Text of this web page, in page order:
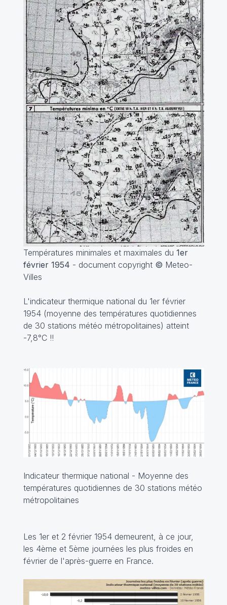
Températures minimales et maximales du 1er
février 1954 - document copyright © Meteo-
Villes
L'indicateur thermique national du 1er février
1954 (moyenne des températures quotidiennes
de 30 stations météo métropolitaines) atteint
-7,8°C !!
Indicateur thermique national - Moyenne des
températures quotidiennes de 30 stations météo
métropolitaines
Les 1er et 2 février 1954 demeurent, à ce jour,
les 4ème et 5ème journées les plus froides en
février de l'après-guerre en France.